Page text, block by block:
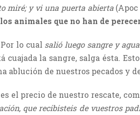
miré; y vi una puerta abierta(Apoc
animales que no han de
lo cual salió luego sangre y agua
cuajada la sangre, salga ésta.
ablución de nuestros pecados y
el precio de nuestro rescate,
que recibisteis de vuestros